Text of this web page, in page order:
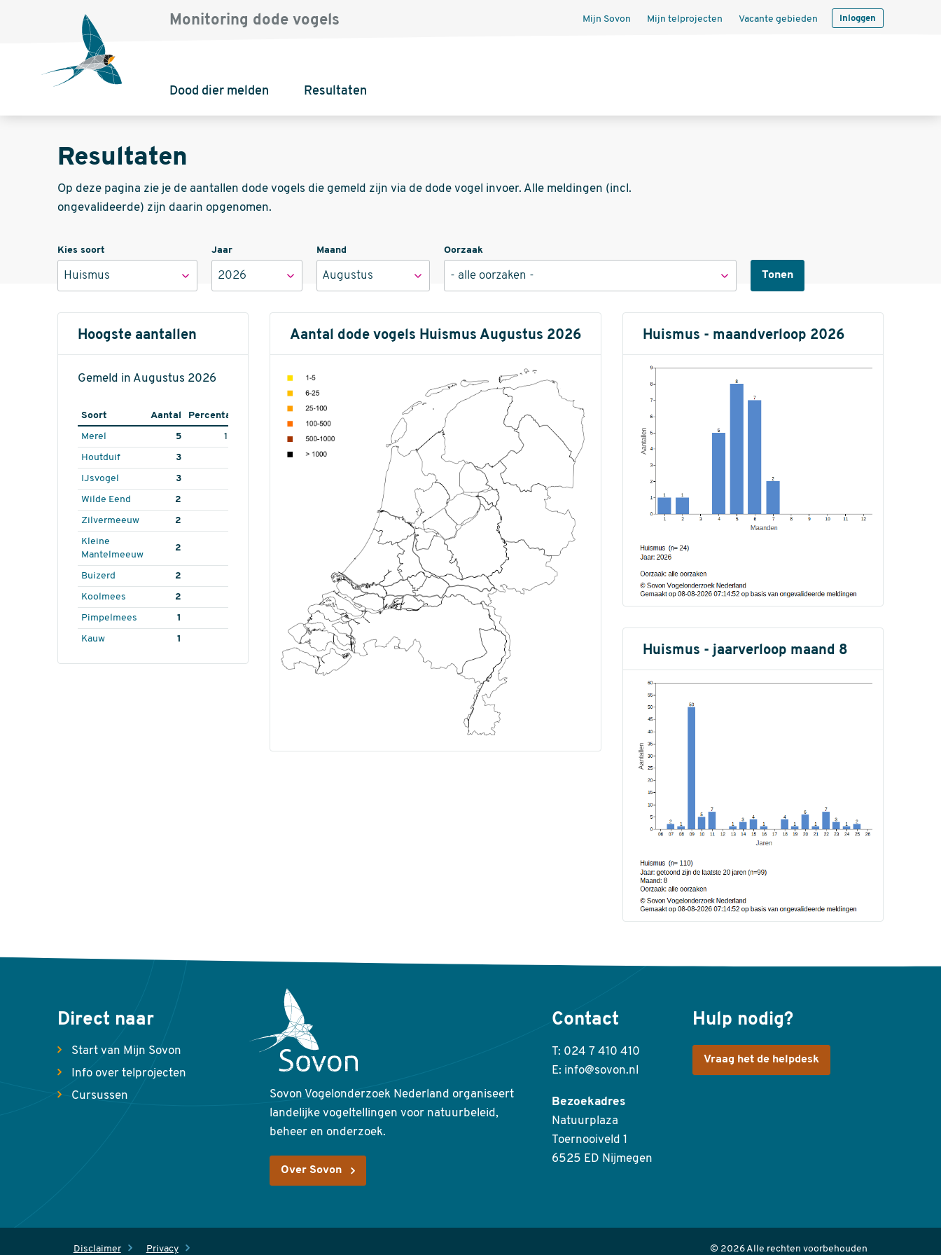
Monitoring dode vogels Mijn Sovon Mijn telprojecten Vacante gebieden Inloggen
Dood dier melden Resultaten
Resultaten
Op deze pagina zie je de aantallen dode vogels die gemeld zijn via de dode vogel invoer. Alle meldingen (incl.
ongevalideerde) zijn daarin opgenomen.
Kies soort
Huismus
Jaar Maand Oorzaak
Tonen
Hoogste aantallen
Gemeld in Augustus 2026
Soort Aantal
Percentage
Merel
5
15.2
Houtduif
3
IJsvogel
3
Wilde Eend
2
Zilvermeeuw
2
Kleine
Mantelmeeuw
2
Buizerd 2
Koolmees
2
Pimpelmees
1
Kauw
1
Aantal dode vogels Huismus Augustus 2026 Huismus - maandverloop 2026
Huismus - jaarverloop maand 8
Direct naar
Start van Mijn Sovon
Info over telprojecten
Cursussen
Sovon Vogelonderzoek Nederland organiseert
landelijke vogeltellingen voor natuurbeleid,
beheer en onderzoek.
Over Sovon
Contact
T: 024 7 410 410
E: info@sovon.nl
Bezoekadres
Natuurplaza
Toernooiveld 1
6525 ED Nijmegen
Hulp nodig?
Vraag het de helpdesk
Disclaimer Privacy © 2026 Alle rechten voorbehouden